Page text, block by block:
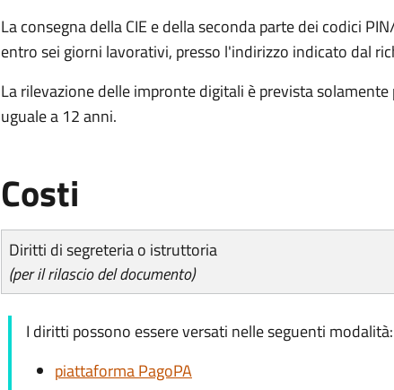
La consegna della CIE e della seconda parte dei codici
entro sei giorni lavorativi, presso l'indirizzo indicato dal
La rilevazione delle impronte digitali è prevista
uguale a 12 anni.
Costi
Diritti di segreteria o istruttoria
(per il rilascio del documento)
I diritti possono essere versati nelle seguenti modalità:
piattaforma PagoPA